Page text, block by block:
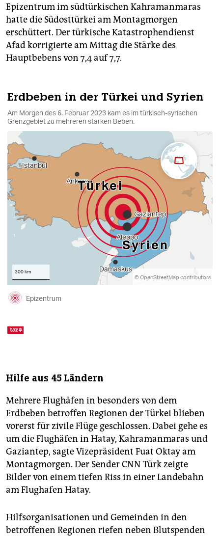
Epizentrum im südtürkischen Kahramanmaras
hatte die Südosttürkei am Montagmorgen
erschüttert. Der türkische Katastrophendienst
Afad korrigierte am Mittag die Stärke des
Hauptbebens von 7,4 auf 7,7.
Hilfe aus 45 Ländern
Mehrere Flughäfen in besonders von dem
Erdbeben betroffen Regionen der Türkei blieben
vorerst für zivile Flüge geschlossen. Dabei gehe es
um die Flughäfen in Hatay, Kahramanmaras und
Gaziantep, sagte Vizepräsident Fuat Oktay am
Montagmorgen. Der Sender CNN Türk zeigte
Bilder von einem tiefen Riss in einer Landebahn
am Flughafen Hatay.
Hilfsorganisationen und Gemeinden in den
betroffenen Regionen riefen neben Blutspenden